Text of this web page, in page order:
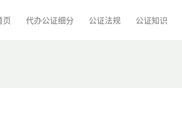
页 代办公证细分 公证法规 公证知识